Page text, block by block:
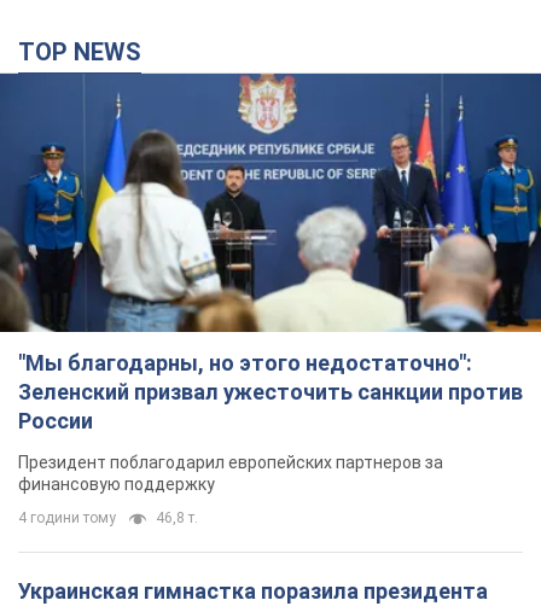
TOP NEWS
"Мы благодарны, но этого недостаточно":
Зеленский призвал ужесточить санкции против
России
Президент поблагодарил европейских партнеров за
финансовую поддержку
4 години тому 46,8 т.
Украинская гимнастка поразила президента